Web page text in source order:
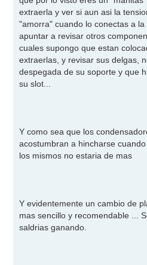
e
extraerla y ver si aun asi la
"amorra" cuando lo conectas a la
apuntar a revisar otros
cuales supongo que estan
extraerlas, y revisar sus delgas,
despegada de su soporte y que
su slot...
Y como sea que los
acostumbran a hincharse
los mismos no estaria de mas
Y evidentemente un cambio de
mas sencillo y recomendable ...
saldrias ganando.